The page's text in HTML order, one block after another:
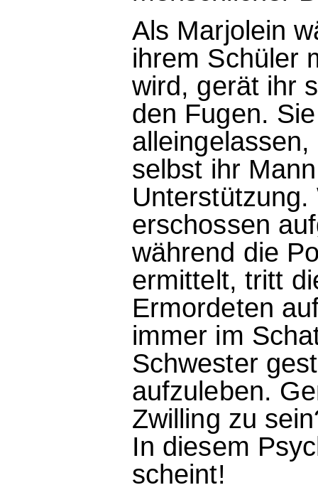
Als Marjolein
ihrem Schüler
wird, gerät ihr
den Fugen.
selbst ihr
erschossen
während die
ermittelt, tritt
Ermordeten
immer im
Schwester
aufzuleben.
Zwilling zu
In diesem
scheint!